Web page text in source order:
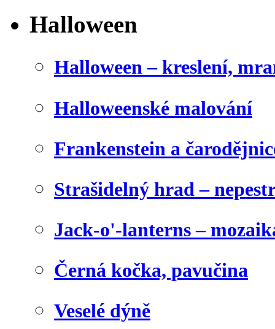
Halloween
Halloween – kreslení,
Halloweenské malování
Frankenstein a
Strašidelný hrad –
Jack-o'-lanterns –
Černá kočka, pavučina
Veselé dýně